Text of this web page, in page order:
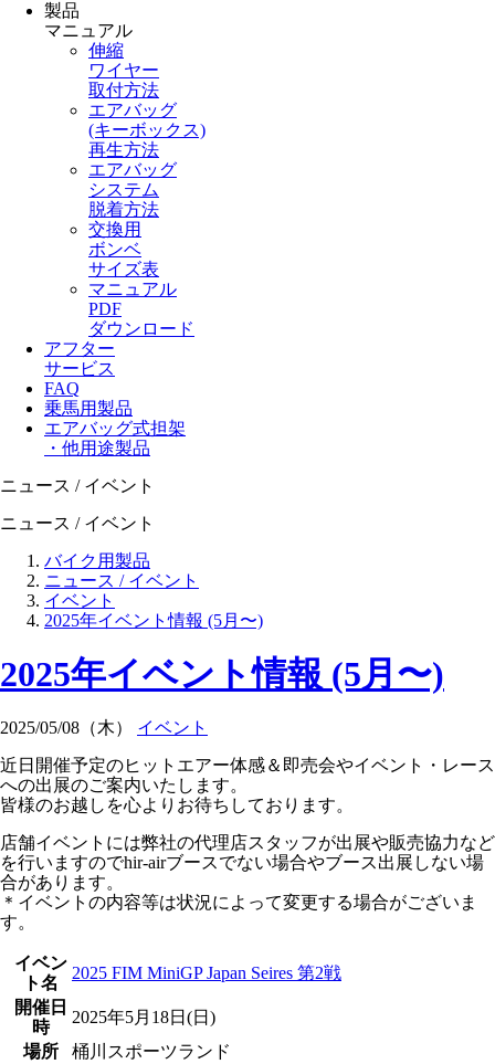
製品
マニュアル
伸縮
ワイヤー
取付方法
エアバッグ
(キーボックス)
再生方法
エアバッグ
システム
脱着方法
交換用
ボンベ
サイズ表
マニュアル
PDF
ダウンロード
アフター
サービス
FAQ
乗馬用製品
エアバッグ式担架
・他用途製品
ニュース / イベント
ニュース / イベント
バイク用製品
ニュース / イベント
イベント
2025年イベント情報 (5月〜)
2025年イベント情報 (5月〜)
2025/05/08（木）
イベント
近日開催予定のヒットエアー体感＆即売会やイベント・レース
への出展のご案内いたします。
皆様のお越しを心よりお待ちしております。
店舗イベントには弊社の代理店スタッフが出展や販売協力など
を行いますのでhir-airブースでない場合やブース出展しない場
合があります。
＊イベントの内容等は状況によって変更する場合がございま
す。
イベン
ト名
2025 FIM MiniGP Japan Seires 第2戦
開催日
時
2025年5月18日(日)
場所
桶川スポーツランド